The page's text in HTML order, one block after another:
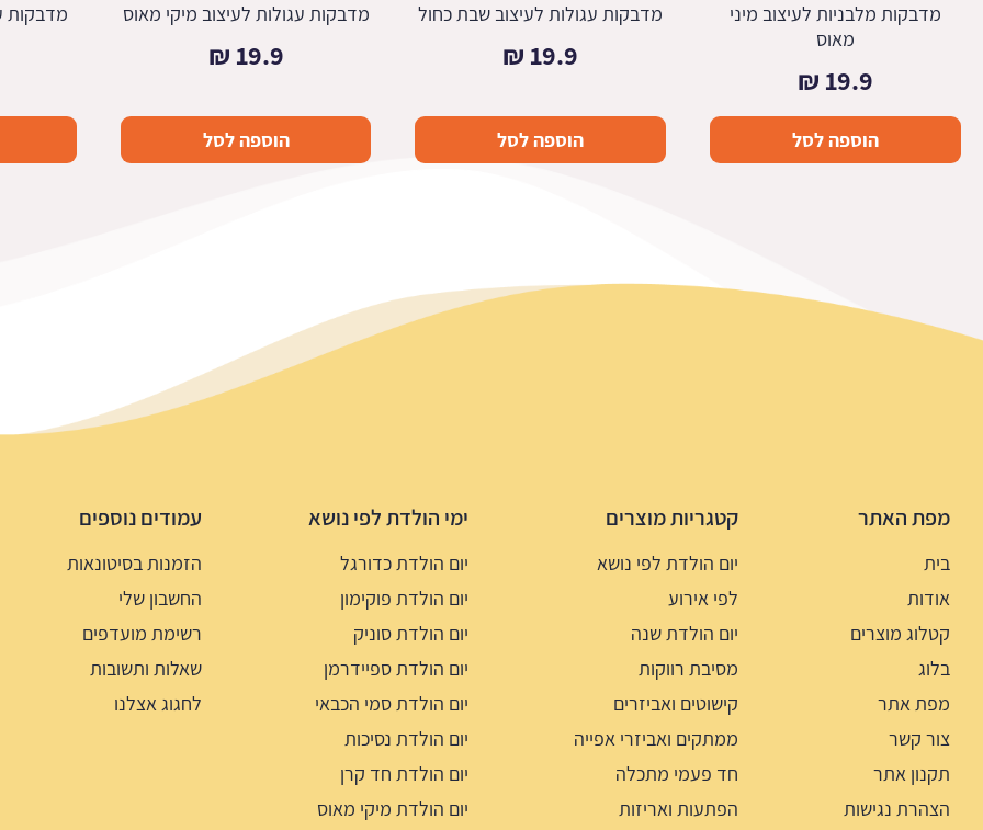
מדבקות מלבניות לעיצוב מיני
מאוס
19.9
₪
הוספה לסל
מדבקות עגולות לעיצוב שבת כחול
19.9
₪
הוספה לסל
מדבקות עגולות לעיצוב מיקי מאוס
19.9
₪
הוספה לסל
מדבקות
מפת האתר
בית
אודות
קטלוג מוצרים
בלוג
מפת אתר
צור קשר
תקנון אתר
הצהרת נגישות
קטגריות מוצרים
יום הולדת לפי נושא
לפי אירוע
יום הולדת שנה
מסיבת רווקות
קישוטים ואביזרים
ממתקים ואביזרי אפייה
חד פעמי מתכלה
הפתעות ואריזות
ימי הולדת לפי נושא
יום הולדת כדורגל
יום הולדת פוקימון
יום הולדת סוניק
יום הולדת ספיידרמן
יום הולדת סמי הכבאי
יום הולדת נסיכות
יום הולדת חד קרן
יום הולדת מיקי מאוס
עמודים נוספים
הזמנות בסיטונאות
החשבון שלי
רשימת מועדפים
שאלות ותשובות
לחגוג אצלנו